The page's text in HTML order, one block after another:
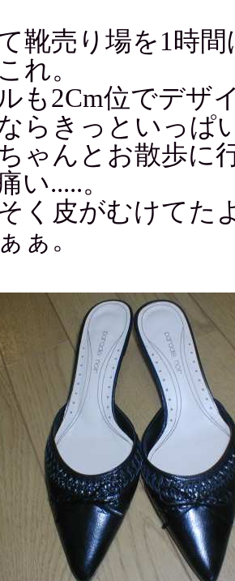
靴売り場を1時
れ。
も2Cm位でデザ
らきっといっぱ
ゃんとお散歩に
い.....。
く皮がむけてた
ぁ。